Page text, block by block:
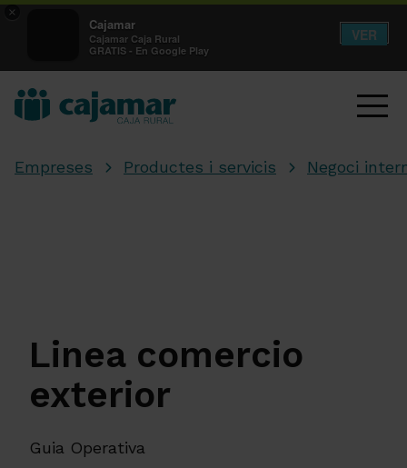
×
Cajamar
Cajamar Caja Rural
GRATIS - En Google Play
VER
Empreses Productes i servicis Negoci
Linea comercio
exterior
Guia Operativa